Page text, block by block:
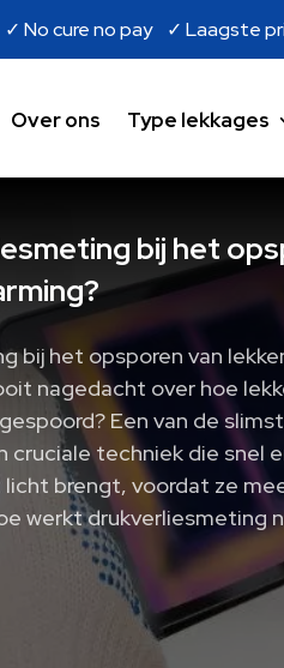
No cure no pay ✓ Laagste
Over ons Type lekkages
bij het
bij het opsporen van
nagedacht over hoe
Een van de
cruciale techniek die snel
brengt, voordat ze
werkt drukverliesmeting